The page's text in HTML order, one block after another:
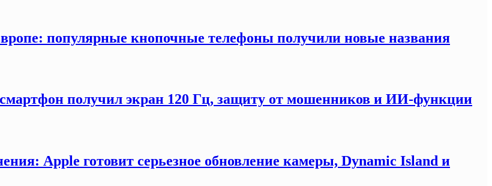
популярные кнопочные телефоны получили новые названия
получил экран 120 Гц, защиту от мошенников и ИИ-функции
Apple готовит серьезное обновление камеры, Dynamic Island и